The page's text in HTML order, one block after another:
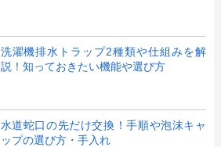
洗濯機排水トラップ2種類や仕組みを解
説！知っておきたい機能や選び方
水道蛇口の先だけ交換！手順や泡沫キャ
ップの選び方・手入れ